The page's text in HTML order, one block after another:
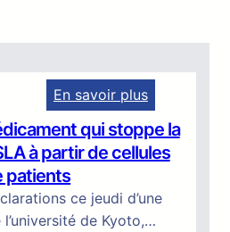
En savoir plus
:
D
é
o
u
qui stoppe la
à partir de cellules
patients
ce jeudi d’une
de Kyoto,…